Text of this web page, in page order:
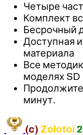
Четыре
Комплект
Бесрочный
Доступная
материала
Все
моделях SD
минут.
(c) Zolotoi